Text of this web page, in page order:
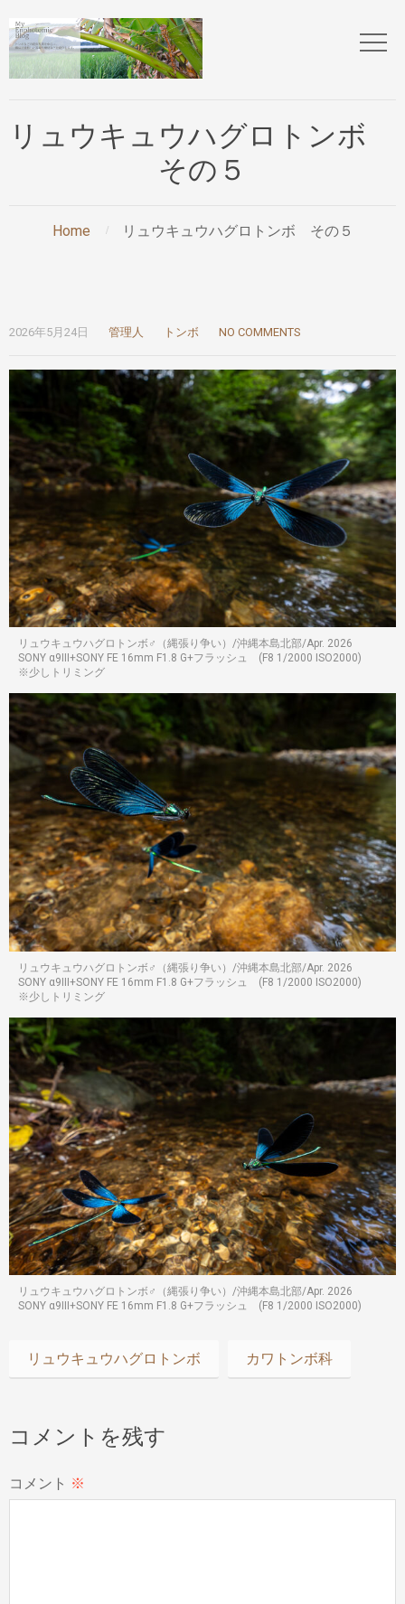
リュウキュウハグロトンボ
その５
Home リュウキュウハグロトンボ その５
2026年5月24日 管理人 トンボ NO COMMENTS
リュウキュウハグロトンボ♂（縄張り争い）/沖縄本島北部/Apr. 2026
SONY α9III+SONY FE 16mm F1.8 G+フラッシュ (F8 1/2000 ISO2000)
※少しトリミング
リュウキュウハグロトンボ♂（縄張り争い）/沖縄本島北部/Apr. 2026
SONY α9III+SONY FE 16mm F1.8 G+フラッシュ (F8 1/2000 ISO2000)
※少しトリミング
リュウキュウハグロトンボ♂（縄張り争い）/沖縄本島北部/Apr. 2026
SONY α9III+SONY FE 16mm F1.8 G+フラッシュ (F8 1/2000 ISO2000)
リュウキュウハグロトンボ カワトンボ科
コメントを残す
コメント ※